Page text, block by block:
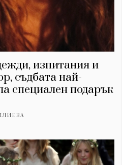
изпитания и
съдбата най-
специален подарък